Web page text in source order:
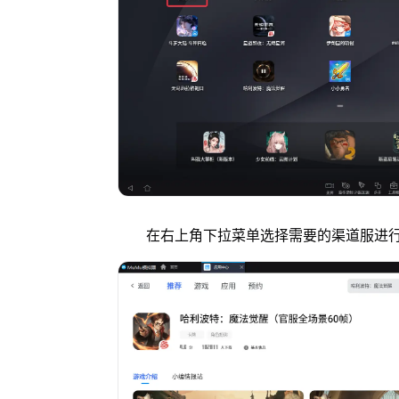
在右上角下拉菜单选择需要的渠道服进